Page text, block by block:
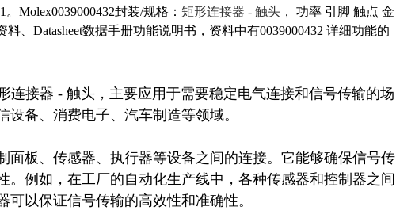
Molex0039000432封装/规格： 矩形连接器 - 触头 ， 功率 引脚 触点 金
、Datasheet数据手册功能说明书，资料中有0039000432 详细功能的
连接器 - 触头，主要应用于需要稳定电气连接和信号传输的场
备、消费电子、汽车制造等领域。
面板、传感器、执行器等设备之间的连接。它能够确保信号传
。例如，在工厂的自动化生产线中，各种传感器和控制器之间
以保证信号传输的高效性和准确性。